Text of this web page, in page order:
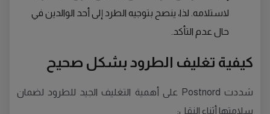
لاستلامه. لذا، ينصح بتوجيه الطرد إلى أحد الوالدين في
حال عدم التأكد.
كيفية تغليف الطرود بشكل صحيح
شددت Postnord على أهمية التغليف الجيد للطرود لضمان
سلامتها أثناء النقل: